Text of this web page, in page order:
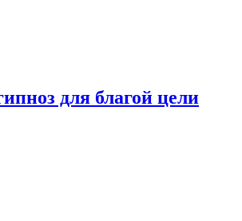
для благой цели